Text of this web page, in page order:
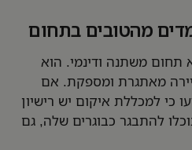
מהטובים בתחום
תחום משתנה ודינמי. הוא
מאתגרת ומספקת. אם
כי למכללת איקום יש רישיון
להתבגר כבוגרים שלה, גם